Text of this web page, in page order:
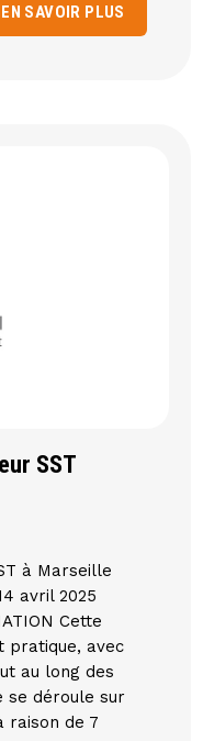
EN SAVOIR PLUS
SST
à Marseille
avril 2025
Cette
pratique, avec
au long des
se déroule sur
raison de 7